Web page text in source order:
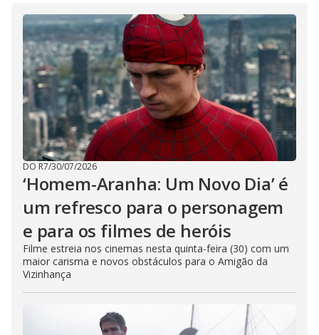
DO R7/30/07/2026
‘Homem-Aranha: Um Novo Dia’ é
um refresco para o personagem
e para os filmes de heróis
Filme estreia nos cinemas nesta quinta-feira (30) com um
maior carisma e novos obstáculos para o Amigão da
Vizinhança